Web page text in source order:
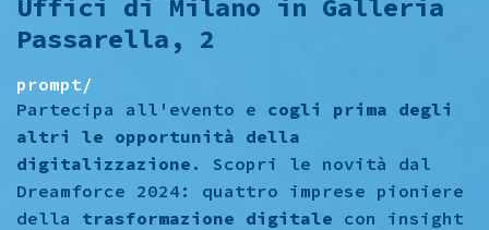
Passarella, 2
prompt/
Partecipa all'evento e cogli prima degli
altri le opportunità della
digitalizzazione . Scopri le novità dal
Dreamforce 2024: quattro imprese pioniere
della trasformazione digitale con insight